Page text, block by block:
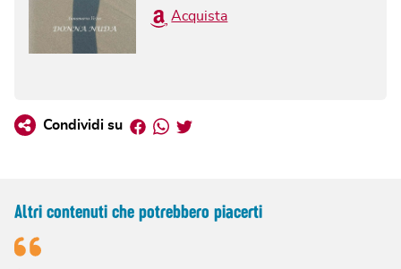
Acquista
Condividi su Facebook
Whatsapp
Twitter
Altri contenuti che potrebbero piacerti